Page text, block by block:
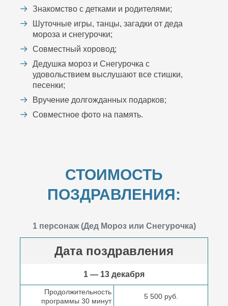
Знакомство с детками и родителями;
Шуточные игры, танцы, загадки от деда
мороза и снегурочки;
Совместный хоровод;
Дедушка мороз и Снегурочка с
удовольствием выслушают все стишки,
песенки;
Вручение долгожданных подарков;
Совместное фото на память.
СТОИМОСТЬ
ПОЗДРАВЛЕНИЯ:
1 персонаж (Дед Мороз или Снегурочка)
Дата поздравления
1 — 13 декабря
Продолжительность
программы 30 минут
5 500 руб.